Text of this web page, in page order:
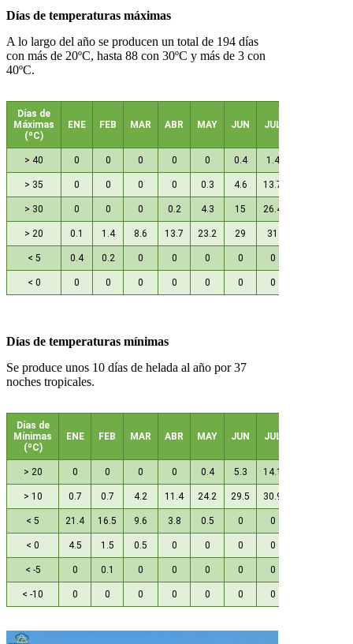
Días de temperaturas máximas
A lo largo del año se producen un total de 194 días
con más de 20ºC, hasta 88 con 30ºC y más de 3 con
40ºC.
Días de
Máximas
(ºC)
ENE FEB MAR ABR MAY JUN JUL
> 40 0 0 0 0 0 0.4 1.4
> 35 0 0 0 0 0.3 4.6 13.7
> 30 0 0 0 0.2 4.3 15 26.4
> 20 0.1 1.4 8.6 13.7 23.2 29 31
< 5 0.4 0.2 0 0 0 0 0
< 0 0 0 0 0 0 0 0
Días de temperaturas mínimas
Se produce unos 10 días de helada al año por 37
noches tropicales.
Días de
Mínimas
(ºC)
ENE FEB MAR ABR MAY JUN JUL
> 20 0 0 0 0 0.4 5.3 14.1
> 10 0.7 0.7 4.2 11.4 24.2 29.5 30.9
< 5 21.4 16.5 9.6 3.8 0.5 0 0
< 0 4.5 1.5 0.5 0 0 0 0
< -5 0 0.1 0 0 0 0 0
< -10 0 0 0 0 0 0 0